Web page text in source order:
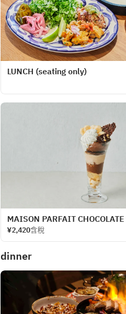
LUNCH (seating only)
MAISON PARFAIT
¥2,420含稅
dinner